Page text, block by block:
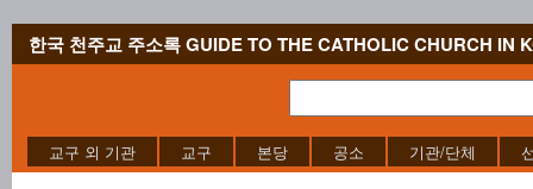
한국 천주교 주소록 GUIDE TO THE CATHOLIC CHURCH IN
교구 외 기관 교구 본당 공소 기관/단체